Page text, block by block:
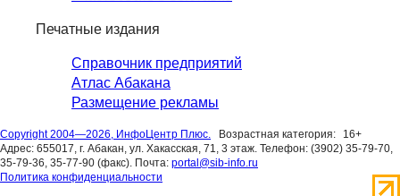
Печатные издания
Справочник предприятий
Атлас Абакана
Размещение рекламы
Copyright 2004—2026, ИнфоЦентр Плюс. Возрастная категория:
16+
Адрес: 655017, г. Абакан, ул. Хакасская, 71, 3 этаж. Телефон: (3902) 35-79-70,
35-79-36, 35-77-90 (факс). Почта: portal@sib-info.ru
Политика конфиденциальности